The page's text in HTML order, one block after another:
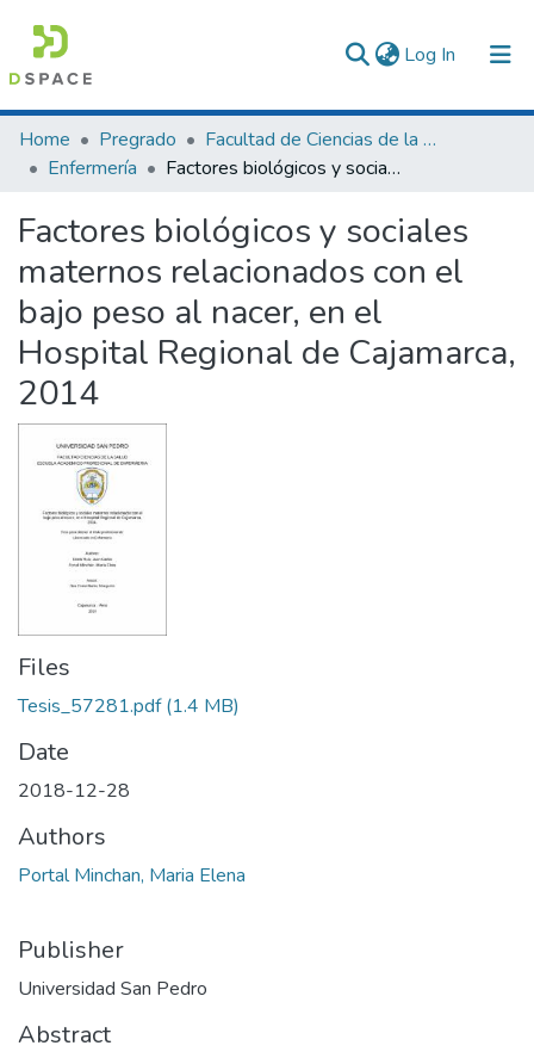
Log In (current)
Communities & Collections
All of DSpace
Statistics
Home Pregrado
Facultad de Ciencias de la Salud
Enfermería
Factores biológicos y sociales maternos relacionados con el bajo peso al nacer, en el Hospital Regional de Cajamarca, 2014
Factores biológicos y sociales
maternos relacionados con el
bajo peso al nacer, en el
Hospital Regional de Cajamarca,
2014
Files
Tesis_57281.pdf(1.4 MB)
Date
2018-12-28
Authors
Portal Minchan, Maria Elena
Publisher
Universidad San Pedro
Abstract